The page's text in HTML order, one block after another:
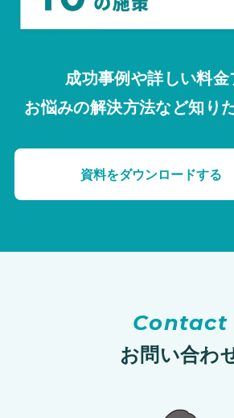
成功事例や詳しい料金
お悩みの解決方法など知り
資料をダウンロードする
Contact
お問い合わ